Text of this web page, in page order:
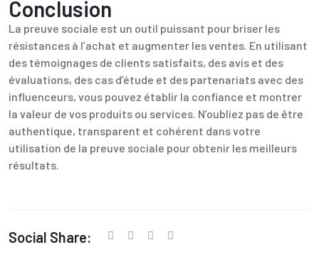
Conclusion
La preuve sociale est un outil puissant pour briser les
résistances à l’achat et augmenter les ventes. En utilisant
des témoignages de clients satisfaits, des avis et des
évaluations, des cas d’étude et des partenariats avec des
influenceurs, vous pouvez établir la confiance et montrer
la valeur de vos produits ou services. N’oubliez pas de être
authentique, transparent et cohérent dans votre
utilisation de la preuve sociale pour obtenir les meilleurs
résultats.
Social Share: